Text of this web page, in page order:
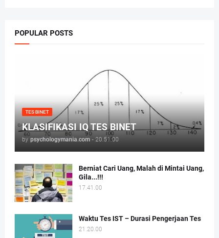
POPULAR POSTS
TES BINET
KLASIFIKASI IQ TES BINET
by psychologymania.com - 20.51.00
Berniat Cari Uang, Malah di Mintai Uang,
Gila...!!!
17.41.00
Waktu Tes IST – Durasi Pengerjaan Tes
21.20.00